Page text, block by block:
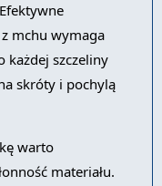
mchu wymaga
każdej szczeliny
skróty i pochylą
warto
materiału.